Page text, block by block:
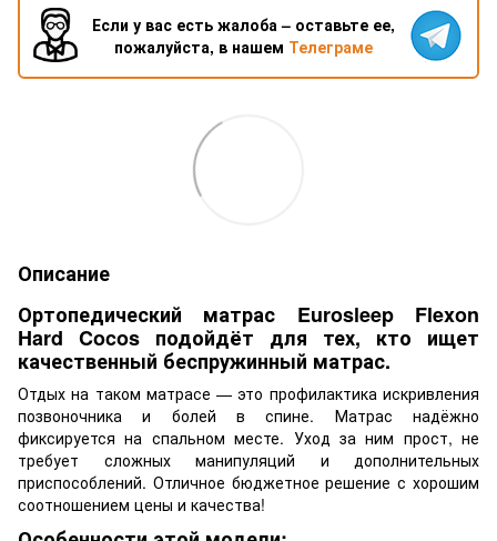
Если у вас есть жалоба – оставьте ее,
пожалуйста, в нашем Телеграме
Описание
Ортопедический матрас Eurosleep Flexon
Hard Cocos подойдёт для тех, кто ищет
качественный беспружинный матрас.
Отдых на таком матрасе — это профилактика искривления
позвоночника и болей в спине. Матрас надёжно
фиксируется на спальном месте. Уход за ним прост, не
требует сложных манипуляций и дополнительных
приспособлений. Отличное бюджетное решение с хорошим
соотношением цены и качества!